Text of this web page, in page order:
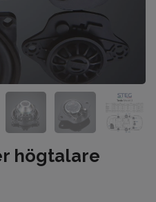
högtalare